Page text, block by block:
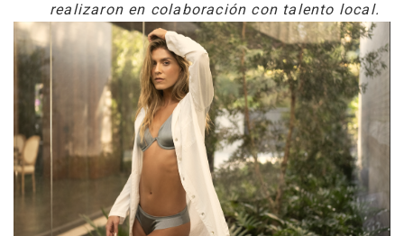
realizaron en colaboración con talento local.